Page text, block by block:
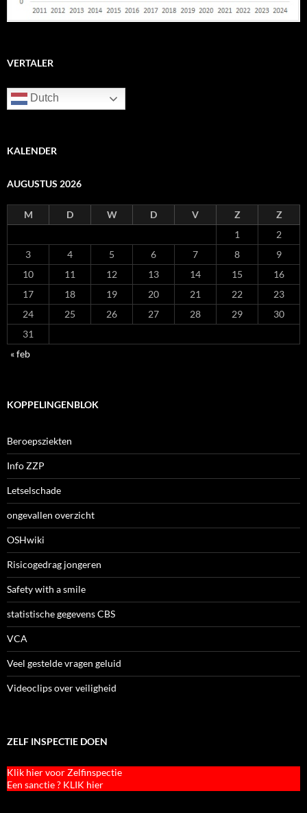
VERTALER
Dutch
KALENDER
AUGUSTUS 2026
M D W D V Z
Z
1
2
3
4 5 6 7 8
9
10
11 12 13 14 15
16
17
18 19 20 21 22
23
24
25 26 27 28 29
30
31
« feb
KOPPELINGENBLOK
Beroepsziekten
Info ZZP
Letselschade
ongevallen overzicht
OSHwiki
Risicogedrag jongeren
Safety with a smile
statistische gegevens CBS
VCA
Veel gestelde vragen geluid
Videoclips over veiligheid
ZELF INSPECTIE DOEN
Klik hier voor Zelfinspectie
Een sanctie ? KLIK hier